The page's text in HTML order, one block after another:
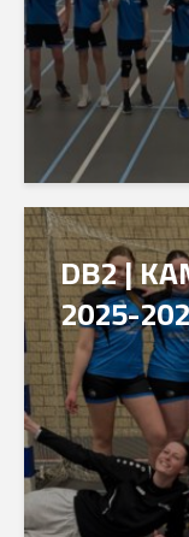
DB2 |
2025-